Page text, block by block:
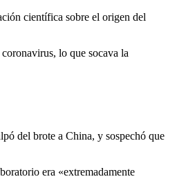
científica sobre el origen del
lo que socava la
del brote a China, y sospechó que
era «extremadamente